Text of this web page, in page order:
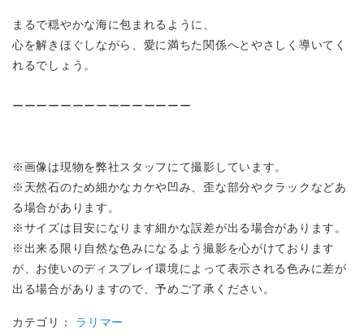
まるで穏やかな海に包まれるように、
心を解きほぐしながら、愛に満ちた関係へとやさしく導いてく
れるでしょう。
ーーーーーーーーーーーーーーー
※画像は現物を弊社スタッフにて撮影しています。
※天然石のため細かなカケや凹み、歪な部分やクラックなどあ
る場合があります。
※サイズは目安になります細かな誤差が出る場合があります。
※出来る限り自然な色みになるよう撮影を心がけております
が、お使いのディスプレイ環境によって表示される色みに差が
出る場合がありますので、予めご了承ください。
カテゴリ： ラリマー